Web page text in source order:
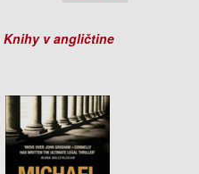
Knihy v angličtine